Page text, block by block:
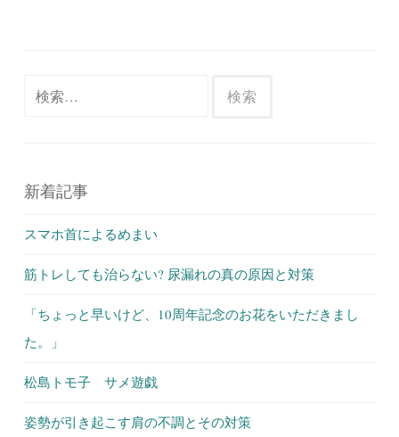
新着記事
スマホ首によるめまい
筋トレしても治らない? 尿漏れの真の原因と対策
「ちょっと早いけど、10周年記念のお花をいただきまし
た。」
松島トモ子 サメ遊戯
姿勢が引き起こす肩の不調とその対策